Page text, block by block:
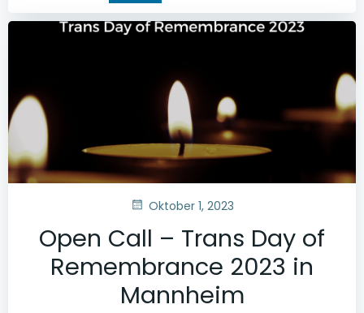
Oktober 1, 2023
Open Call – Trans Day of
Remembrance 2023 in
Mannheim